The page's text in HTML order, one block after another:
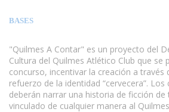
BASES
"Quilmes A Contar" es un proyecto del
Cultura del Quilmes Atlético Club que se
concurso, incentivar la creación a través
refuerzo de la identidad “cervecera”.
deberán narrar una historia de ficción
vinculado de cualquier manera al